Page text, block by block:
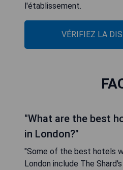
l'établissement.
VÉRIFIEZ LA
"What are the best
in London?"
"Some of the best hotels
London include The